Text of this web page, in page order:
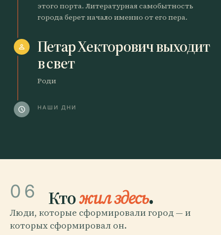
этого порта. Литературная самобытность
города берет начало именно от его пера.
person
Петар Хекторович выходит
в свет
Роди
schedule НАШИ ДНИ
06 Ктожил здесь.
Люди, которые сформировали город — и
которых сформировал он.